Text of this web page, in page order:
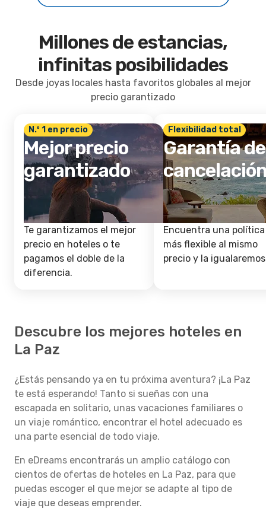
Millones de estancias,
infinitas posibilidades
Desde joyas locales hasta favoritos globales al mejor
precio garantizado
N.º 1 en precio
Mejor precio
garantizado
Te garantizamos el mejor
precio en hoteles o te
pagamos el doble de la
diferencia.
Flexibilidad total
Garantía de
Encuentra una política
más flexible al mismo
precio y la
Descubre los mejores hoteles en
La Paz
¿Estás pensando ya en tu próxima aventura? ¡La Paz
te está esperando! Tanto si sueñas con una
escapada en solitario, unas vacaciones familiares o
un viaje romántico, encontrar el hotel adecuado es
una parte esencial de todo viaje.
En eDreams encontrarás un amplio catálogo con
cientos de ofertas de hoteles en La Paz, para que
puedas escoger el que mejor se adapte al tipo de
viaje que deseas emprender.